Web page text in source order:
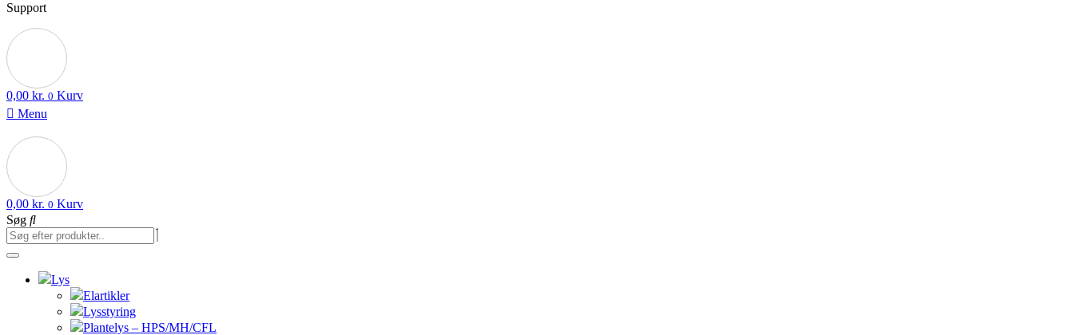
Support
0,00 kr. 0 Kurv
Menu
0,00 kr. 0 Kurv
Søg
Lys
Elartikler
Lysstyring
Plantelys – HPS/MH/CFL